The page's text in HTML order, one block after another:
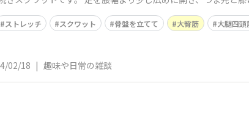
ストレッチ スクワット 骨盤を立てて 大臀筋
大腿四頭
02/18 | 趣味や日常の雑談